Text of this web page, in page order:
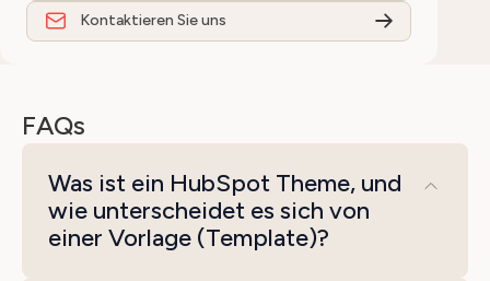
Kontaktieren Sie uns
FAQs
Was ist ein HubSpot Theme, und
wie unterscheidet es sich von
einer Vorlage (Template)?